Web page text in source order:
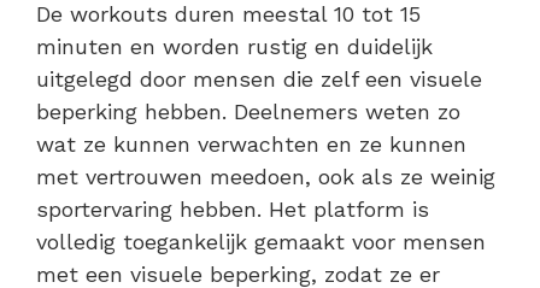
De workouts duren meestal 10 tot 15
minuten en worden rustig en duidelijk
uitgelegd door mensen die zelf een visuele
beperking hebben. Deelnemers weten zo
wat ze kunnen verwachten en ze kunnen
met vertrouwen meedoen, ook als ze weinig
sportervaring hebben. Het platform is
volledig toegankelijk gemaakt voor mensen
met een visuele beperking, zodat ze er